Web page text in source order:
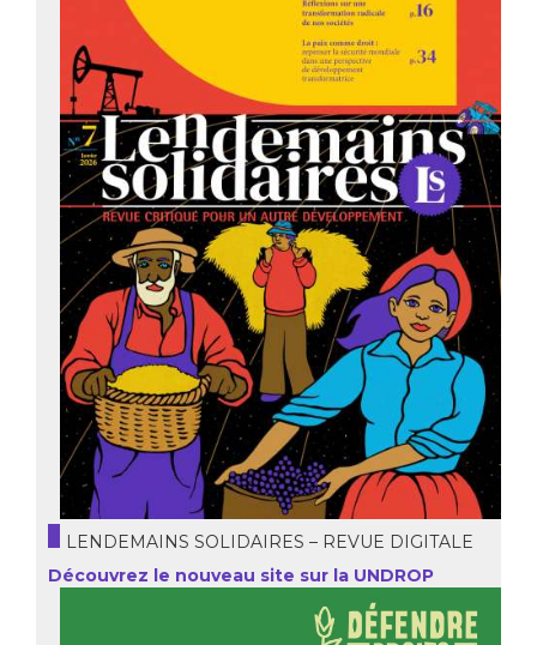
LENDEMAINS SOLIDAIRES – REVUE DIGITALE
Découvrez le nouveau site sur la UNDROP